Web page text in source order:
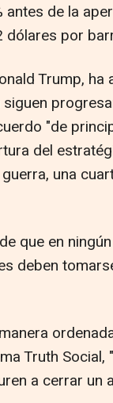
antes de la
dólares por
Trump,
"de
del
una
que en
deben
Truth
a cerrar un